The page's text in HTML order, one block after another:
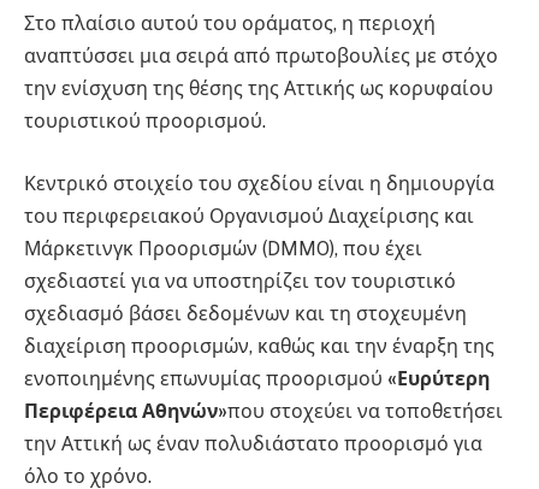
Στο πλαίσιο αυτού του οράματος, η περιοχή
αναπτύσσει μια σειρά από πρωτοβουλίες με στόχο
την ενίσχυση της θέσης της Αττικής ως κορυφαίου
τουριστικού προορισμού.
Κεντρικό στοιχείο του σχεδίου είναι η δημιουργία
του περιφερειακού Οργανισμού Διαχείρισης και
Μάρκετινγκ Προορισμών (DMMO), που έχει
σχεδιαστεί για να υποστηρίζει τον τουριστικό
σχεδιασμό βάσει δεδομένων και τη στοχευμένη
διαχείριση προορισμών, καθώς και την έναρξη της
ενοποιημένης επωνυμίας προορισμού «Ευρύτερη
Περιφέρεια Αθηνών»που στοχεύει να τοποθετήσει
την Αττική ως έναν πολυδιάστατο προορισμό για
όλο το χρόνο.